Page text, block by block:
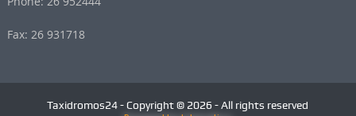
Fax: 26 931718
Taxidromos24 - Copyright © 2026 - All rights reserved